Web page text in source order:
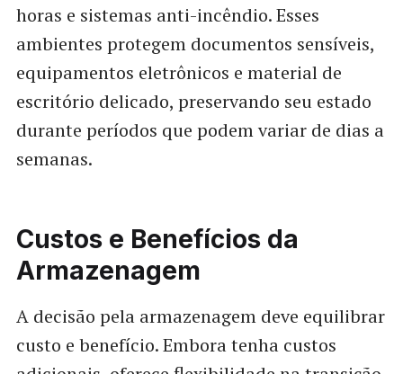
horas e sistemas anti-incêndio. Esses
ambientes protegem documentos sensíveis,
equipamentos eletrônicos e material de
escritório delicado, preservando seu estado
durante períodos que podem variar de dias a
semanas.
Custos e Benefícios da
Armazenagem
A decisão pela armazenagem deve equilibrar
custo e benefício. Embora tenha custos